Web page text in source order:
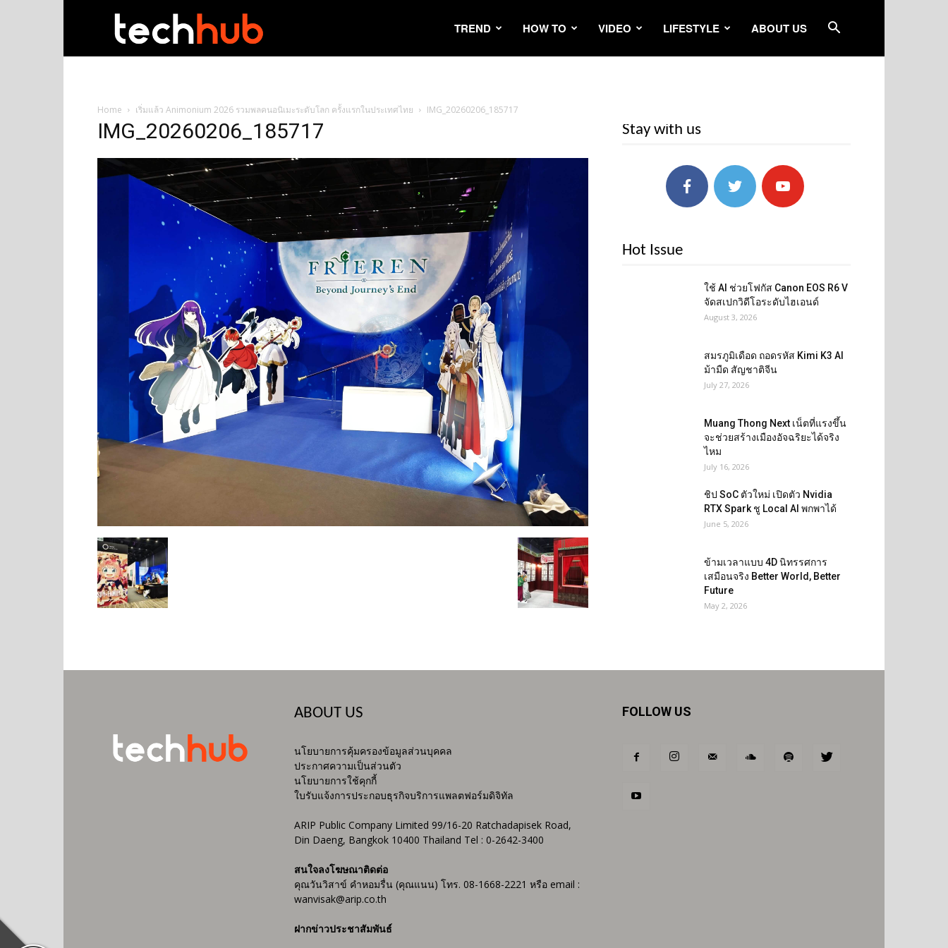
TREND HOW TO VIDEO LIFESTYLE ABOUT US
Home เริ่มแล้ว Animonium 2026 รวมพลคนอนิเมะระดับโลก ครั้งแรกในประเทศไทย IMG_20260206_185717
IMG_20260206_185717 Stay with us
Hot Issue
ใช้ AI ช่วยโฟกัส Canon EOS R6 V
จัดสเปกวิดีโอระดับไฮเอนด์
August 3, 2026
สมรภูมิเดือด ถอดรหัส Kimi K3 AI
ม้ามืด สัญชาติจีน
July 27, 2026
Muang Thong Next เน็ตที่แรงขึ้น
จะช่วยสร้างเมืองอัจฉริยะได้จริง
ไหม
July 16, 2026
ชิป SoC ตัวใหม่ เปิดตัว Nvidia
RTX Spark ชู Local AI พกพาได้
June 5, 2026
ข้ามเวลาแบบ 4D นิทรรศการ
เสมือนจริง Better World, Better
Future
May 2, 2026
ABOUT US
นโยบายการคุ้มครองข้อมูลส่วนบุคคล
ประกาศความเป็นส่วนตัว
นโยบายการใช้คุกกี้
ใบรับแจ้งการประกอบธุรกิจบริการแพลตฟอร์มดิจิทัล
ARIP Public Company Limited 99/16-20 Ratchadapisek Road,
Din Daeng, Bangkok 10400 Thailand Tel : 0-2642-3400
สนใจลงโฆษณาติดต่อ
คุณวันวิสาข์ คำหอมรื่น (คุณแนน) โทร. 08-1668-2221 หรือ email :
wanvisak@arip.co.th
ฝากข่าวประชาสัมพันธ์
FOLLOW US